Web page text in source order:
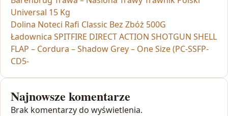
Universal 15 Kg
Dolina Noteci Rafi Classic Bez Zbóż 500G
Ładownica SPITFIRE DIRECT ACTION SHOTGUN SHELL
FLAP – Cordura – Shadow Grey – One Size (PC-SSFP-
CD5-
Najnowsze komentarze
Brak komentarzy do wyświetlenia.